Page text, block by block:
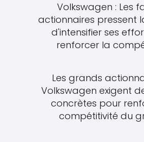
Volkswagen : Les
actionnaires pressent
d'intensifier ses
renforcer la
Les grands
Volkswagen exigent
concrètes pour
compétitivité du